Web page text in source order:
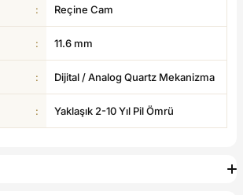
: Reçine Cam
: 11.6 mm
: Dijital / Analog Quartz Mekanizma
: Yaklaşık 2-10 Yıl Pil Ömrü